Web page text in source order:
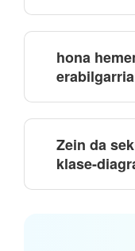
hona
Zein da
klase-